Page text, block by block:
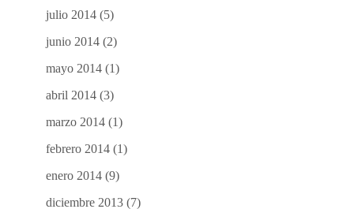
julio 2014 (5)
junio 2014 (2)
mayo 2014 (1)
abril 2014 (3)
marzo 2014 (1)
febrero 2014 (1)
enero 2014 (9)
diciembre 2013 (7)